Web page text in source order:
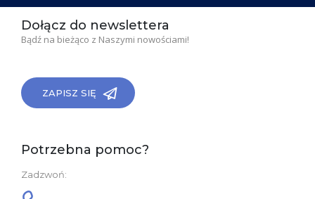
Dołącz do newslettera
Bądź na bieżąco z Naszymi nowościami!
ZAPISZ SIĘ
Potrzebna pomoc?
Zadzwoń: